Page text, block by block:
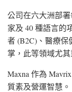
公司在六大洲部
家及 40 種語言的
者 (B2C)、醫療
掌，此等領域尤
Maxna 作為
質素及營運智慧。